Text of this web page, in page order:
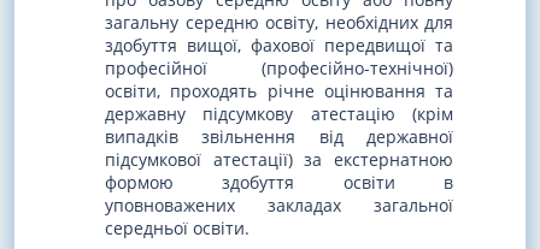
загальну середню освіту, необхідних для
здобуття вищої, фахової передвищої та
професійної (професійно-технічної)
освіти, проходять річне оцінювання та
державну підсумкову атестацію (крім
випадків звільнення від державної
підсумкової атестації) за екстернатною
формою здобуття освіти в
уповноважених закладах загальної
середньої освіти.